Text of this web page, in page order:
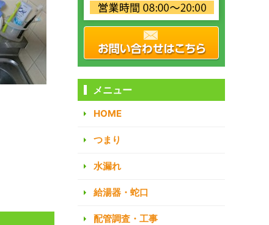
メニュー
HOME
つまり
水漏れ
給湯器・蛇口
配管調査・工事